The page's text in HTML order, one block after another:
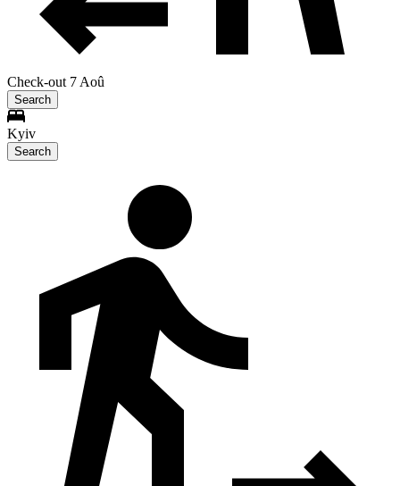
Check-out 7 Aoû
Search
Kyiv
Search